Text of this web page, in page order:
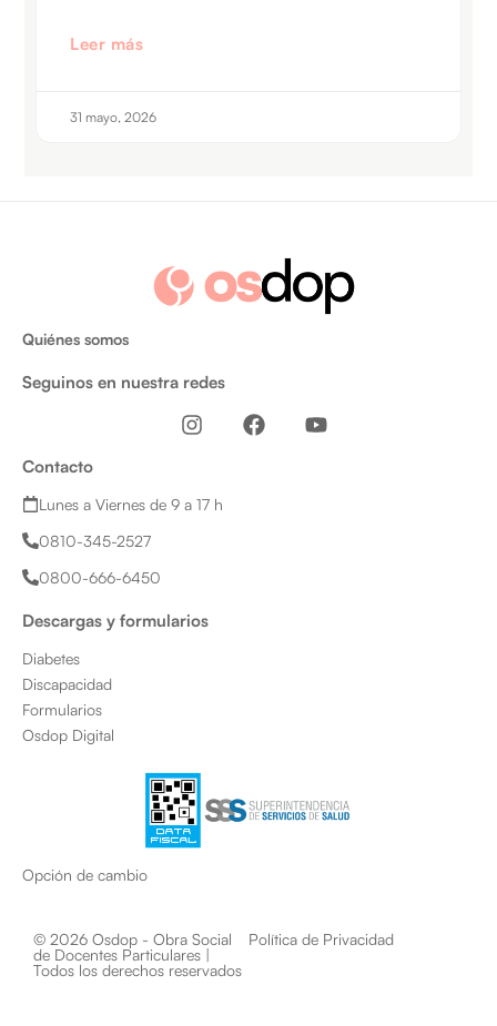
Leer más
31 mayo, 2026
Quiénes somos
Seguinos en nuestra redes
I
n
a
F
a
Y
o
Contacto
Lunes a Viernes de 9 a 17 h
0810-345-2527
0800-666-6450
Descargas y formularios
Diabetes
Discapacidad
Formularios
Osdop Digital
Opción de cambio
© 2026 Osdop - Obra Social
de Docentes Particulares |
Todos los derechos reservados​
Política de Privacidad